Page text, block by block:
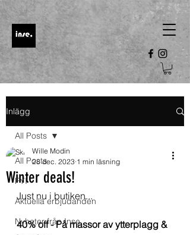
Inlägg
All Posts
FYI
Aktuella erbjudanden
Nyheter från Inse
All Posts
Winter deals!
Wille Modin
28 dec. 2023 1 min läsning
Just nu i butiken...
40% off - På massor av ytterplagg &